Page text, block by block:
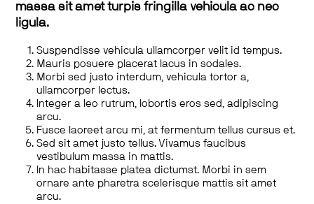
massa sit amet turpis fringilla vehicula ac nec
ligula.
Suspendisse vehicula ullamcorper velit id tempus.
Mauris posuere placerat lacus in sodales.
Morbi sed justo interdum, vehicula tortor a,
ullamcorper lectus.
Integer a leo rutrum, lobortis eros sed, adipiscing
arcu.
Fusce laoreet arcu mi, at fermentum tellus cursus et.
Sed sit amet justo tellus. Vivamus faucibus
vestibulum massa in mattis.
In hac habitasse platea dictumst. Morbi in sem
ornare ante pharetra scelerisque mattis sit amet
arcu.